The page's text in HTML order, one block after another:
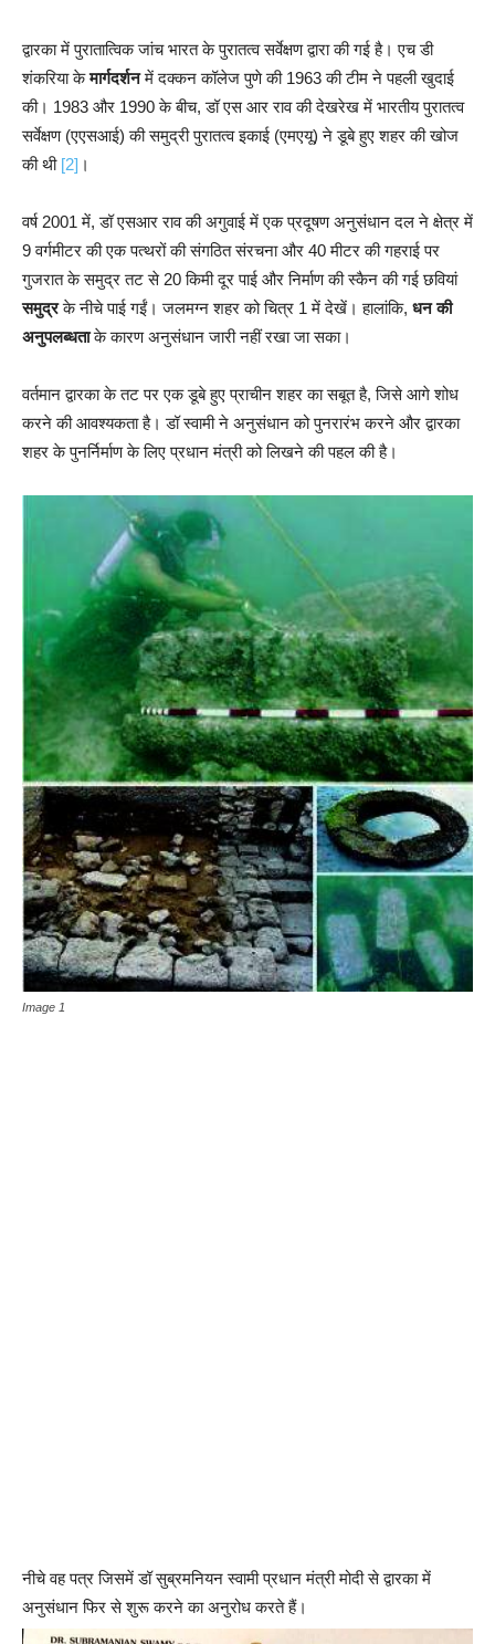
द्वारका में पुरातात्विक जांच भारत के पुरातत्व सर्वेक्षण द्वारा की गई है। एच डी
शंकरिया केमार्गदर्शनमें दक्कन कॉलेज पुणे की 1963 की टीम ने पहली खुदाई
की। 1983 और 1990 के बीच, डॉ एस आर राव की देखरेख में भारतीय पुरातत्व
सर्वेक्षण (एएसआई) की समुद्री पुरातत्व इकाई (एमएयू) ने डूबे हुए शहर की खोज
की थी [2] ।
वर्ष 2001 में, डॉ एसआर राव की अगुवाई में एक प्रदूषण अनुसंधान दल ने क्षेत्र में
9 वर्गमीटर की एक पत्थरों की संगठित संरचना और 40 मीटर की गहराई पर
गुजरात के समुद्र तट से 20 किमी दूर पाई और निर्माण की स्कैन की गई छवियां
समुद्रके नीचे पाई गईं। जलमग्न शहर को चित्र 1 में देखें। हालांकि, धन की
अनुपलब्धताके कारण अनुसंधान जारी नहीं रखा जा सका।
वर्तमान द्वारका के तट पर एक डूबे हुए प्राचीन शहर का सबूत है, जिसे आगे शोध
करने की आवश्यकता है। डॉ स्वामी ने अनुसंधान को पुनरारंभ करने और द्वारका
शहर के पुनर्निर्माण के लिए प्रधान मंत्री को लिखने की पहल की है।
Image 1
नीचे वह पत्र जिसमें डॉ सुब्रमनियन स्वामी प्रधान मंत्री मोदी से द्वारका में
अनुसंधान फिर से शुरू करने का अनुरोध करते हैं।